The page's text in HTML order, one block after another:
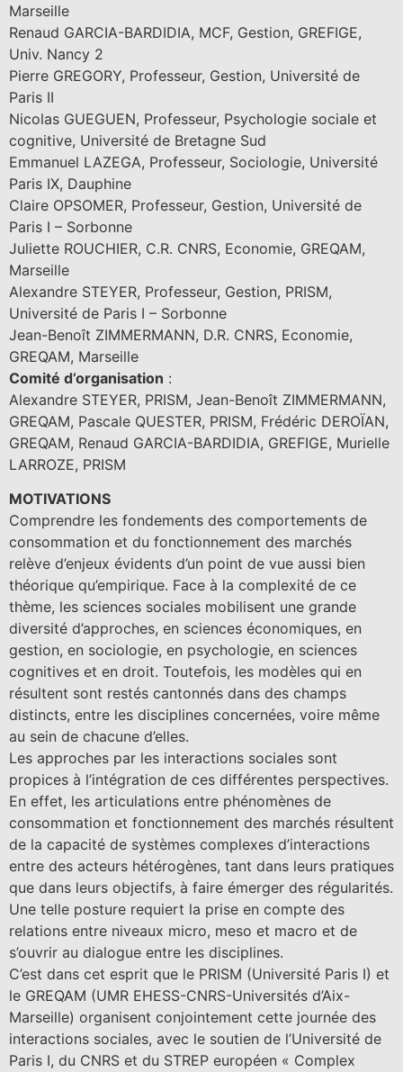
Marseille
Renaud GARCIA-BARDIDIA, MCF, Gestion, GREFIGE,
Univ. Nancy 2
Pierre GREGORY, Professeur, Gestion, Université de
Paris II
Nicolas GUEGUEN, Professeur, Psychologie sociale et
cognitive, Université de Bretagne Sud
Emmanuel LAZEGA, Professeur, Sociologie, Université
Paris IX, Dauphine
Claire OPSOMER, Professeur, Gestion, Université de
Paris I – Sorbonne
Juliette ROUCHIER, C.R. CNRS, Economie, GREQAM,
Marseille
Alexandre STEYER, Professeur, Gestion, PRISM,
Université de Paris I – Sorbonne
Jean-Benoît ZIMMERMANN, D.R. CNRS, Economie,
GREQAM, Marseille
Comité d’organisation :
Alexandre STEYER, PRISM, Jean-Benoît ZIMMERMANN,
GREQAM, Pascale QUESTER, PRISM, Frédéric DEROÏAN,
GREQAM, Renaud GARCIA-BARDIDIA, GREFIGE, Murielle
LARROZE, PRISM
MOTIVATIONS
Comprendre les fondements des comportements de
consommation et du fonctionnement des marchés
relève d’enjeux évidents d’un point de vue aussi bien
théorique qu’empirique. Face à la complexité de ce
thème, les sciences sociales mobilisent une grande
diversité d’approches, en sciences économiques, en
gestion, en sociologie, en psychologie, en sciences
cognitives et en droit. Toutefois, les modèles qui en
résultent sont restés cantonnés dans des champs
distincts, entre les disciplines concernées, voire même
au sein de chacune d’elles.
Les approches par les interactions sociales sont
propices à l’intégration de ces différentes perspectives.
En effet, les articulations entre phénomènes de
consommation et fonctionnement des marchés résultent
de la capacité de systèmes complexes d’interactions
entre des acteurs hétérogènes, tant dans leurs pratiques
que dans leurs objectifs, à faire émerger des régularités.
Une telle posture requiert la prise en compte des
relations entre niveaux micro, meso et macro et de
s’ouvrir au dialogue entre les disciplines.
C’est dans cet esprit que le PRISM (Université Paris I) et
le GREQAM (UMR EHESS-CNRS-Universités d’Aix-
Marseille) organisent conjointement cette journée des
interactions sociales, avec le soutien de l’Université de
Paris I, du CNRS et du STREP européen « Complex